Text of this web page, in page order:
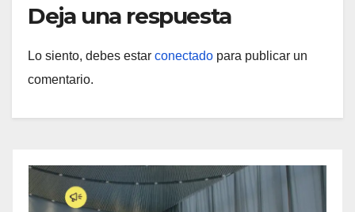
Deja una respuesta
Lo siento, debes estar conectado para publicar un
comentario.